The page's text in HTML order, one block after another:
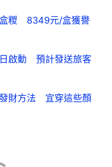
盒糉 8349元/盒獲譽
啟動 預計發送旅客
財方法 宜穿這些顏